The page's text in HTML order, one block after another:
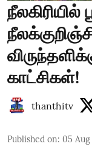
நீலகிரியில்
காட்சிகள்!
thanthitv
Published on: 05